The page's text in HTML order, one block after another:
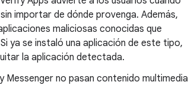
importar de dónde provenga. Además,
maliciosas conocidas que
ya se instaló una aplicación de este tipo,
la aplicación detectada.
Messenger no pasan contenido multimedia